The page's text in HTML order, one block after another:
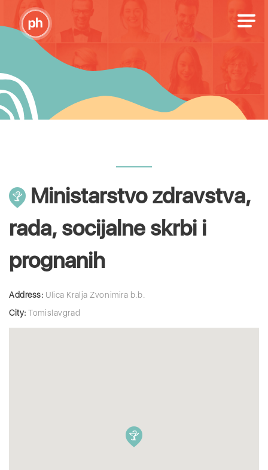
Ministarstvo zdravstva,
rada, socijalne skrbi i
prognanih
Address: Ulica Kralja Zvonimira b.b.
City: Tomislavgrad